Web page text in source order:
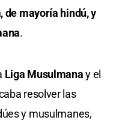
de mayoría hindú, y
.
Liga Musulmanay el
resolver las
y musulmanes,